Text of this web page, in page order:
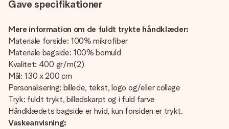
Gave specifikationer
Mere information om de fuldt trykte håndklæder:
Materiale forside: 100% mikrofiber
Materiale bagside: 100% bomuld
Kvalitet: 400 gr/m(2)
Mål: 130 x 200 cm
Personalisering: billede, tekst, logo og/eller collage
Tryk: fuldt trykt, billedskarpt og i fuld farve
Håndklædets bagside er hvid, kun forsiden er trykt.
Vaskeanvisning: